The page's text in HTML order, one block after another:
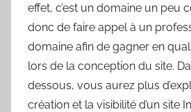
effet, c’est un domaine un peu
donc de faire appel à un
domaine afin de gagner en
lors de la conception du site.
dessous, vous aurez plus
création et la visibilité d’un site